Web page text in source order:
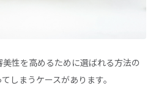
性を高めるために選ばれる方法の
しまうケースがあります。